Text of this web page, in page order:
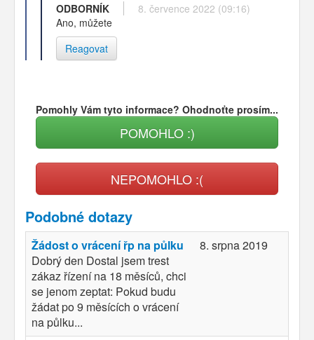
ODBORNÍK
8. července 2022 (09:16)
Ano, můžete
Reagovat
Pomohly Vám tyto informace? Ohodnoťte prosím...
POMOHLO :)
NEPOMOHLO :(
Podobné dotazy
Žádost o vrácení řp na půlku
Dobrý den Dostal jsem trest
zákaz řízení na 18 měsíců, chci
se jenom zeptat: Pokud budu
žádat po 9 měsících o vrácení
na půlku...
8. srpna 2019